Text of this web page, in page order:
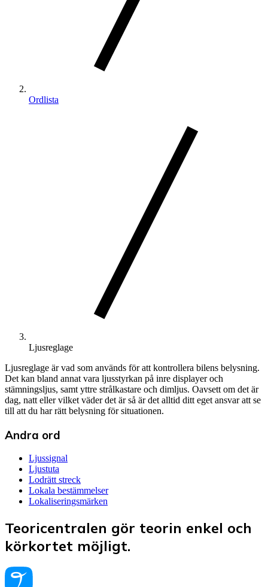
Ordlista
Ljusreglage
Ljusreglage är vad som används för att kontrollera bilens belysning.
Det kan bland annat vara ljusstyrkan på inre displayer och
stämningsljus, samt yttre strålkastare och dimljus. Oavsett om det är
dag, natt eller vilket väder det är så är det alltid ditt eget ansvar att se
till att du har rätt belysning för situationen.
Andra ord
Ljussignal
Ljustuta
Lodrätt streck
Lokala bestämmelser
Lokaliseringsmärken
Teoricentralen gör teorin enkel och
körkortet möjligt.